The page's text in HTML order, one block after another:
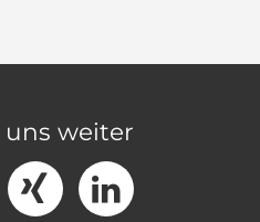
uns weiter